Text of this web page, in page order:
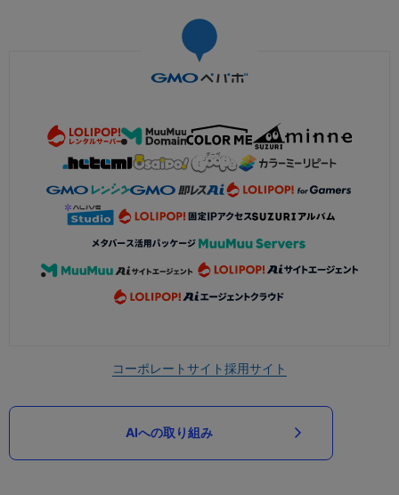
コーポレートサイト採用サイト
AIへの取り組み